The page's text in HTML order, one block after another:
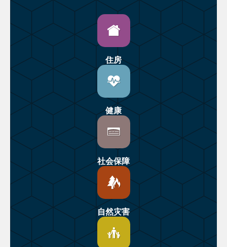
住房
健康
社会保障
自然灾害